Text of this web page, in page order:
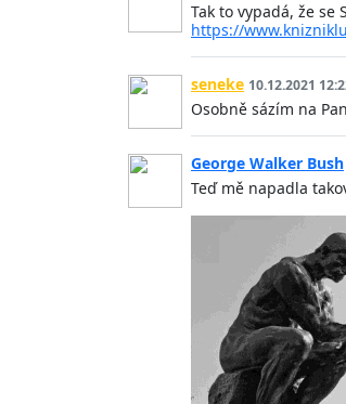
Tak to vypadá, že
https://
seneke 10.12.2021
Osobně sázím na
George Walker Bush
Teď mě napadla